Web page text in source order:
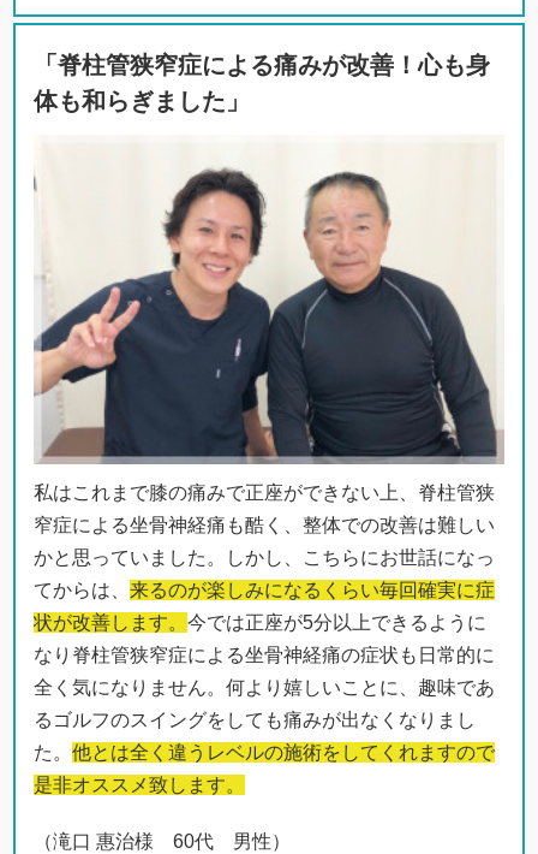
「脊柱管狭窄症による痛みが改善！心も身
体も和らぎました」
私はこれまで膝の痛みで正座ができない上、脊柱管狭
窄症による坐骨神経痛も酷く、整体での改善は難しい
かと思っていました。しかし、こちらにお世話になっ
てからは、 来るのが楽しみになるくらい毎回確実に症
状が改善します。 今では正座が5分以上できるように
なり脊柱管狭窄症による坐骨神経痛の症状も日常的に
全く気になりません。何より嬉しいことに、趣味であ
るゴルフのスイングをしても痛みが出なくなりまし
た。 他とは全く違うレベルの施術をしてくれますので
是非オススメ致します。
（滝口 惠治様 60代 男性）